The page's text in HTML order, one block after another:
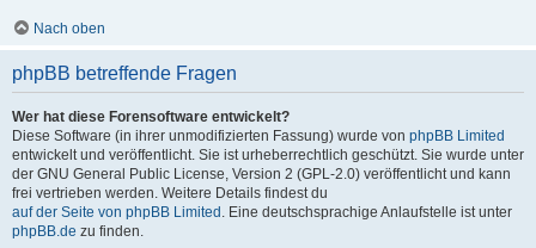
Nach oben
phpBB betreffende Fragen
Wer hat diese Forensoftware entwickelt?
Diese Software (in ihrer unmodifizierten Fassung) wurde von phpBB Limited
entwickelt und veröffentlicht. Sie ist urheberrechtlich geschützt. Sie wurde unter
der GNU General Public License, Version 2 (GPL-2.0) veröffentlicht und kann
frei vertrieben werden. Weitere Details findest du
auf der Seite von phpBB Limited . Eine deutschsprachige Anlaufstelle ist unter
phpBB.de zu finden.